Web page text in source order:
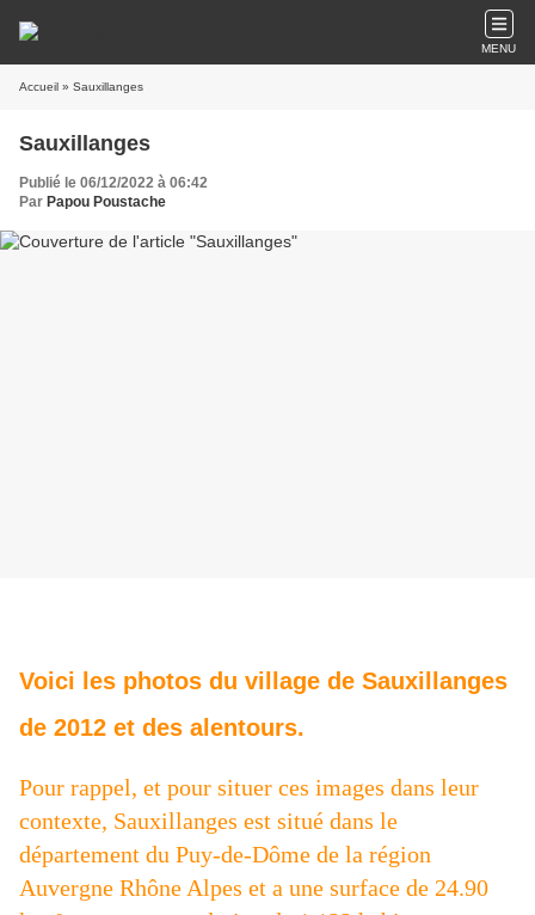
MENU
Accueil » Sauxillanges
Sauxillanges
Publié le 06/12/2022 à 06:42
Par Papou Poustache
Voici les photos du village de Sauxillanges
de 2012 et des alentours.
Pour rappel, et pour situer ces images dans leur
contexte, Sauxillanges est situé dans le
département du Puy-de-Dôme de la région
Auvergne Rhône Alpes et a une surface de 24.90